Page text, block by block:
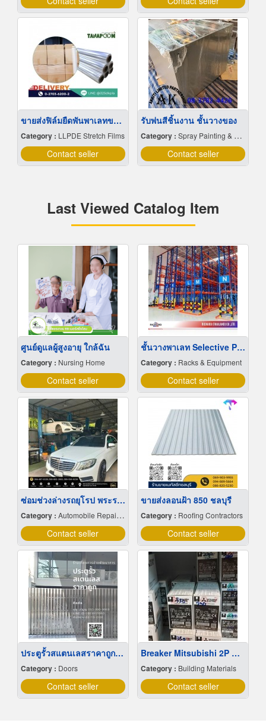
ขายส่งฟิล์มยืดพันพาเลทขนาดพันด้วยมือ Hand wrap
Category : LLPDE Stretch Films
Contact seller
รับพ่นสีชิ้นงาน ชั้นวางของ
Category : Spray Painting & Finishing
Contact seller
Last Viewed Catalog Item
ศูนย์ดูแลผู้สูงอายุ ใกล้ฉัน
Category : Nursing Home
Contact seller
ชั้นวางพาเลท Selective Pallet Rack มาตรฐานโรงงานผลิตรับน้ำหนักสูง
Category : Racks & Equipment
Contact seller
ซ่อมช่วงล่างรถยุโรป พระราม2
Category : Automobile Repairing & Service
Contact seller
ขายส่งลอนฝ้า 850 ชลบุรี
Category : Roofing Contractors
Contact seller
ประตูรั้วสแตนเลสราคาถูก กรุงเทพ
Category : Doors
Contact seller
Breaker Mitsubishi 2P Wholesale Price
Category : Building Materials
Contact seller